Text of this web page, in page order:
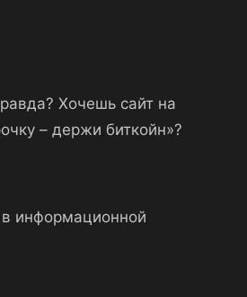
Хочешь сайт на
– держи биткойн»?
в информационной